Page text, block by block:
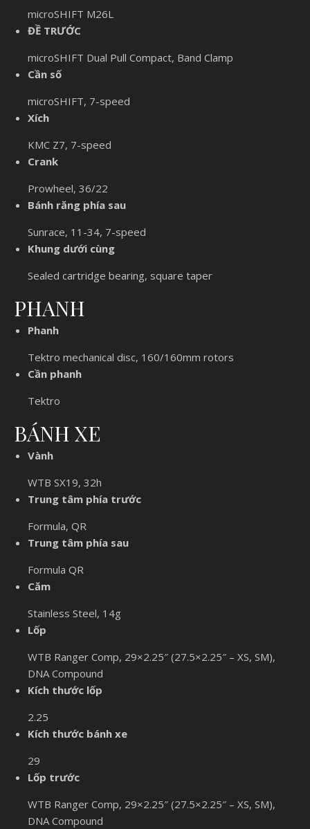
microSHIFT M26L
ĐỀ TRƯỚC
microSHIFT Dual Pull Compact, Band Clamp
Cần số
microSHIFT, 7-speed
Xích
KMC Z7, 7-speed
Crank
Prowheel, 36/22
Bánh răng phía sau
Sunrace, 11-34, 7-speed
Khung dưới cùng
Sealed cartridge bearing, square taper
PHANH
Phanh
Tektro mechanical disc, 160/160mm rotors
Cần phanh
Tektro
BÁNH XE
Vành
WTB SX19, 32h
Trung tâm phía trước
Formula, QR
Trung tâm phía sau
Formula QR
Căm
Stainless Steel, 14g
Lốp
WTB Ranger Comp, 29×2.25″ (27.5×2.25″ – XS, SM),
DNA Compound
Kích thước lốp
2.25
Kích thước bánh xe
29
Lốp trước
WTB Ranger Comp, 29×2.25″ (27.5×2.25″ – XS, SM),
DNA Compound